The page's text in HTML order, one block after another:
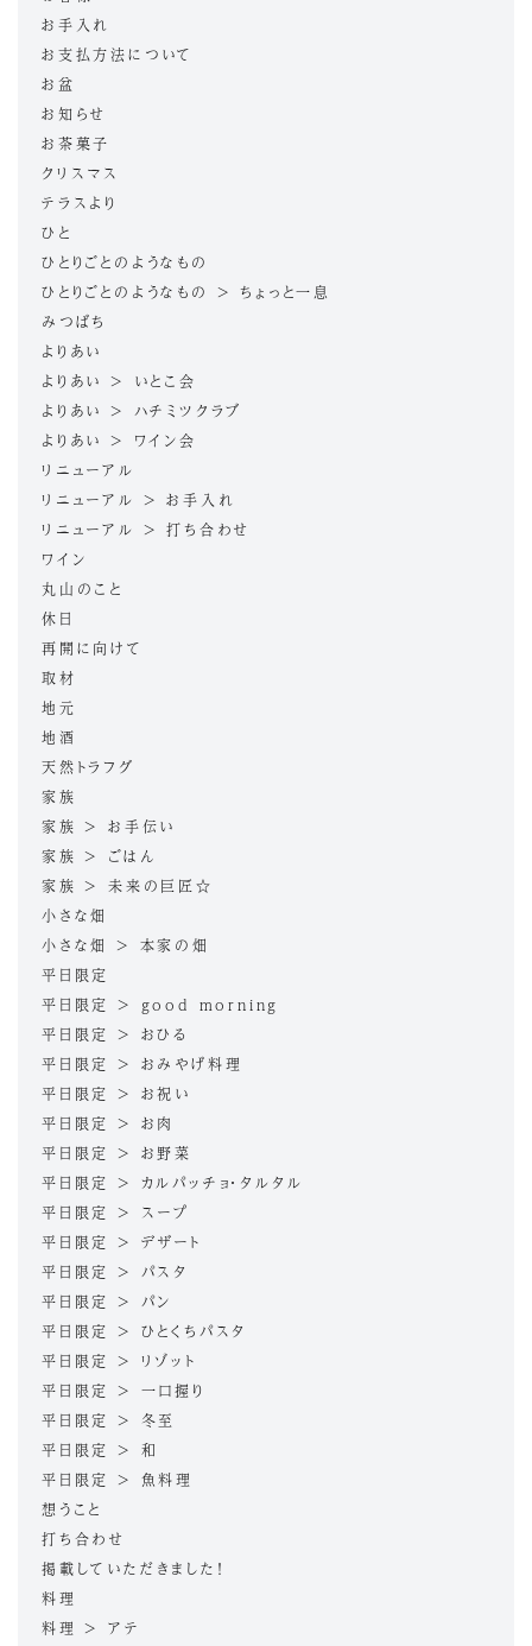
お手入れ
お支払方法について
お盆
お知らせ
お茶菓子
クリスマス
テラスより
ひと
ひとりごとのようなもの
ひとりごとのようなもの > ちょっと一息
みつばち
よりあい
よりあい > いとこ会
よりあい > ハチミツクラブ
よりあい > ワイン会
リニューアル
リニューアル > お手入れ
リニューアル > 打ち合わせ
ワイン
丸山のこと
休日
再開に向けて
取材
地元
地酒
天然トラフグ
家族
家族 > お手伝い
家族 > ごはん
家族 > 未来の巨匠☆
小さな畑
小さな畑 > 本家の畑
平日限定
平日限定 > good morning
平日限定 > おひる
平日限定 > おみやげ料理
平日限定 > お祝い
平日限定 > お肉
平日限定 > お野菜
平日限定 > カルパッチョ・タルタル
平日限定 > スープ
平日限定 > デザート
平日限定 > パスタ
平日限定 > パン
平日限定 > ひとくちパスタ
平日限定 > リゾット
平日限定 > 一口握り
平日限定 > 冬至
平日限定 > 和
平日限定 > 魚料理
想うこと
打ち合わせ
掲載していただきました！
料理
料理 > アテ